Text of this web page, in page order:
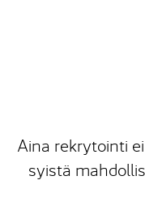
Aina rekrytointi
syistä